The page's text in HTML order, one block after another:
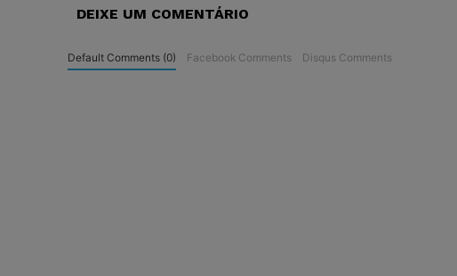
DEIXE UM COMENTÁRIO
Default Comments (0) Facebook Comments Disqus Comments